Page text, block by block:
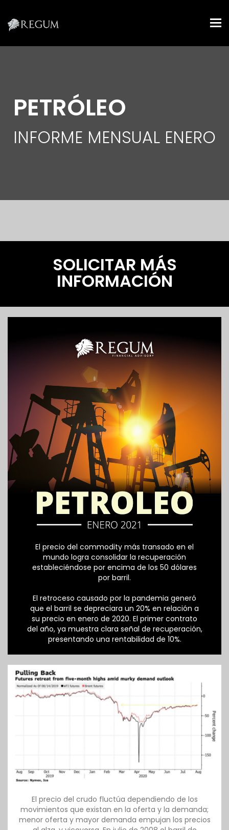
PETRÓLEO
INFORME MENSUAL ENERO
SOLICITAR MÁS
INFORMACIÓN
El precio del commodity más transado en el
mundo logra consolidar la recuperación
estableciéndose por encima de los 50 dólares
por barril.
El retroceso causado por la pandemia generó
que el barril se depreciara un 20% en relación a
su precio en enero de 2020. El primer contrato
del año, ya muestra clara señal de recuperación,
presentando una rentabilidad de 10%.
El precio del crudo fluctúa dependiendo de los
movimientos que existan en la oferta y la demanda;
menor oferta y mayor demanda empujan los precios